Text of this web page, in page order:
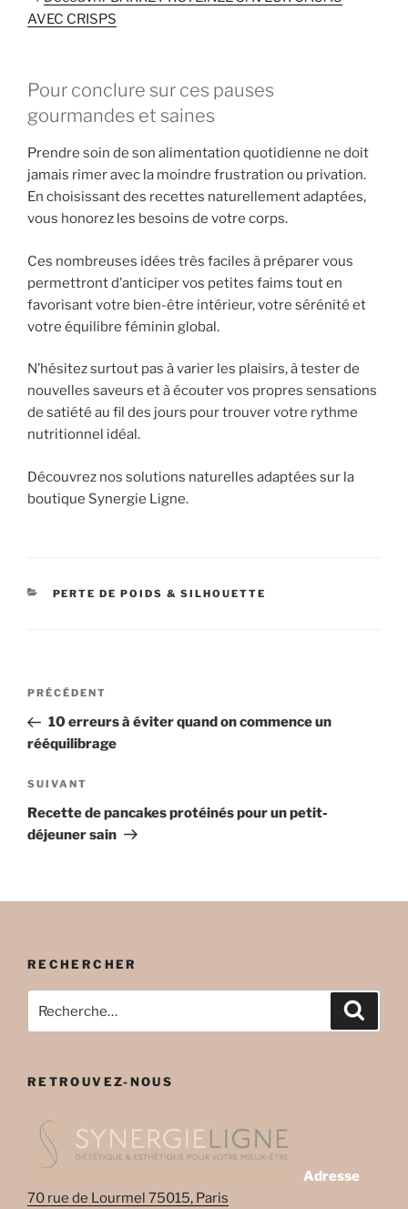
AVEC CRISPS
Pour conclure sur ces pauses
gourmandes et saines
Prendre soin de son alimentation quotidienne ne doit
jamais rimer avec la moindre frustration ou privation.
En choisissant des recettes naturellement adaptées,
vous honorez les besoins de votre corps.
Ces nombreuses idées très faciles à préparer vous
permettront d’anticiper vos petites faims tout en
favorisant votre bien-être intérieur, votre sérénité et
votre équilibre féminin global.
N’hésitez surtout pas à varier les plaisirs, à tester de
nouvelles saveurs et à écouter vos propres sensations
de satiété au fil des jours pour trouver votre rythme
nutritionnel idéal.
Découvrez nos solutions naturelles adaptées sur la
boutique Synergie Ligne.
CATÉGORIES
PERTE DE POIDS & SILHOUETTE
Navigation
l’article
Article
précédent
PRÉCÉDENT
10 erreurs à éviter quand on commence un
rééquilibrage
Article
suivant
SUIVANT
Recette de pancakes protéinés pour un petit-
déjeuner sain
RECHERCHER
pour
RETROUVEZ-NOUS
Adresse
70 rue de Lourmel 75015, Paris